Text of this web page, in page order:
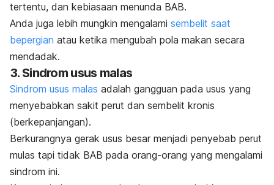
tertentu, dan kebiasaan menunda BAB.
Anda juga lebih mungkin mengalami sembelit saat
bepergian atau ketika mengubah pola makan secara
mendadak.
3. Sindrom usus malas
Sindrom usus malas adalah gangguan pada usus yang
menyebabkan sakit perut dan sembelit kronis
(berkepanjangan).
Berkurangnya gerak usus besar menjadi penyebab perut
mulas tapi tidak BAB pada orang-orang yang mengalami
sindrom ini.